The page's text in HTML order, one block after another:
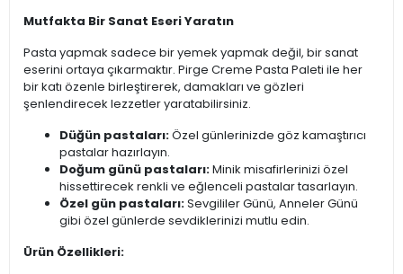
Mutfakta Bir Sanat Eseri Yaratın
Pasta yapmak sadece bir yemek yapmak değil, bir sanat
eserini ortaya çıkarmaktır. Pirge Creme Pasta Paleti ile her
bir katı özenle birleştirerek, damakları ve gözleri
şenlendirecek lezzetler yaratabilirsiniz.
Düğün pastaları:Özel günlerinizde göz kamaştırıcı
pastalar hazırlayın.
Doğum günü pastaları:Minik misafirlerinizi özel
hissettirecek renkli ve eğlenceli pastalar tasarlayın.
Özel gün pastaları:Sevgililer Günü, Anneler Günü
gibi özel günlerde sevdiklerinizi mutlu edin.
Ürün Özellikleri: